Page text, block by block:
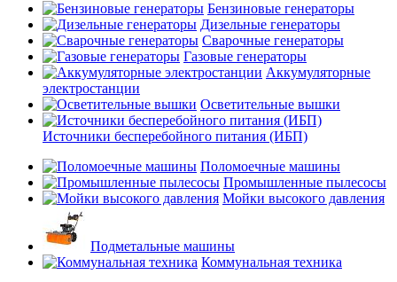
Бензиновые генераторы
Дизельные генераторы
Сварочные генераторы
Газовые генераторы
Аккумуляторные
электростанции
Осветительные вышки
Источники бесперебойного питания (ИБП)
Поломоечные машины
Промышленные пылесосы
Мойки высокого давления
Подметальные машины
Коммунальная техника